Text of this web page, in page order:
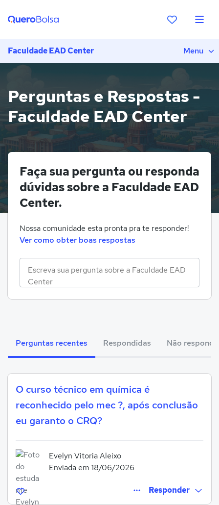
Faculdade EAD Center Menu
Perguntas e Respostas -
Faculdade EAD Center
Faça sua pergunta ou responda
dúvidas sobre a Faculdade EAD
Center.
Nossa comunidade esta pronta pra te responder!
Ver como obter boas respostas
Perguntas recentes Respondidas Não
O curso técnico em química é
reconhecido pelo mec ?, após conclusão
eu garanto o CRQ?
Evelyn Vitoria Aleixo
Enviada em 18/06/2026
Responder